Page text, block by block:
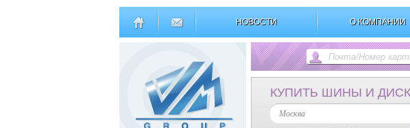
НОВОСТИ О КОМПАНИИ
КУПИТЬ ШИНЫ И
Москва